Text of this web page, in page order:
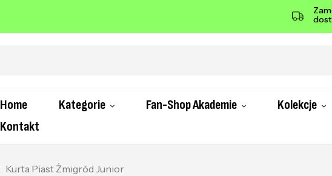
Home Kategorie Fan-Shop Akademie Kolekcje
Kontakt
Kurta Piast Żmigród Junior